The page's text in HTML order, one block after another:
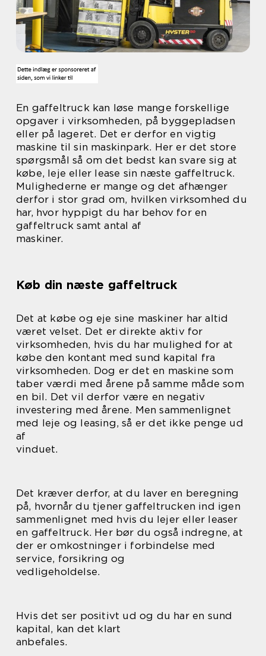
En gaffeltruck kan løse mange forskellige
opgaver i virksomheden, på byggepladsen
eller på lageret. Det er derfor en vigtig
maskine til sin maskinpark. Her er det store
spørgsmål så om det bedst kan svare sig at
købe, leje eller lease sin næste gaffeltruck.
Mulighederne er mange og det afhænger
derfor i stor grad om, hvilken virksomhed du
har, hvor hyppigt du har behov for en
gaffeltruck samt antal af
maskiner.
Køb din næste gaffeltruck
Det at købe og eje sine maskiner har altid
været velset. Det er direkte aktiv for
virksomheden, hvis du har mulighed for at
købe den kontant med sund kapital fra
virksomheden. Dog er det en maskine som
taber værdi med årene på samme måde som
en bil. Det vil derfor være en negativ
investering med årene. Men sammenlignet
med leje og leasing, så er det ikke penge ud
af
vinduet.
Det kræver derfor, at du laver en beregning
på, hvornår du tjener gaffeltrucken ind igen
sammenlignet med hvis du lejer eller leaser
en gaffeltruck. Her bør du også indregne, at
der er omkostninger i forbindelse med
service, forsikring og
vedligeholdelse.
Hvis det ser positivt ud og du har en sund
kapital, kan det klart
anbefales.